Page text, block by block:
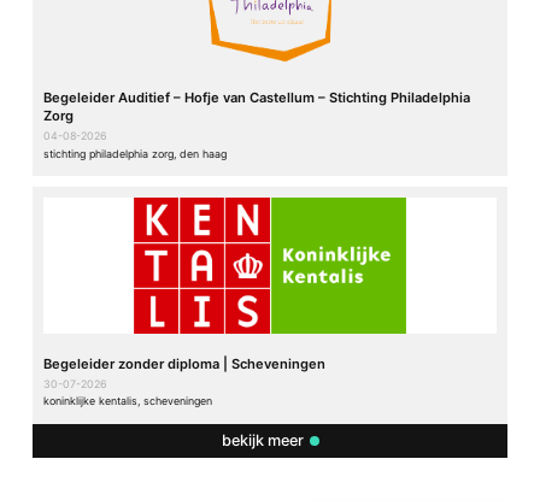
Begeleider Auditief – Hofje van Castellum – Stichting Philadelphia
Zorg
04-08-2026
stichting philadelphia zorg, den haag
Begeleider zonder diploma | Scheveningen
30-07-2026
koninklijke kentalis, scheveningen
bekijk meer